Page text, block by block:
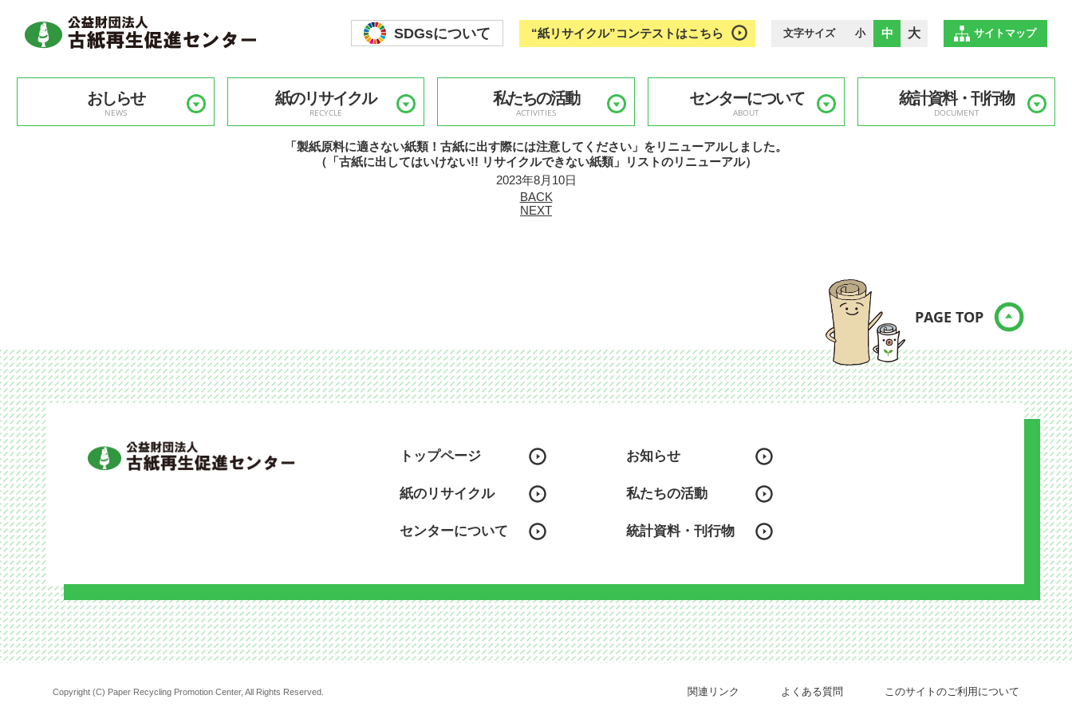
SDGsについて “紙リサイクル”コンテストはこちら 文字サイズ 小 中 大 サイトマップ
おしらせ
NEWS
紙のリサイクル
RECYCLE
私たちの活動
ACTIVITIES
センターについて
ABOUT
統計資料・刊行物
DOCUMENT
「製紙原料に適さない紙類！古紙に出す際には注意してください」をリニューアルしました。
（「古紙に出してはいけない!! リサイクルできない紙類」リストのリニューアル）
2023年8月10日
BACK
NEXT
PAGE TOP
トップページ お知らせ
紙のリサイクル 私たちの活動
センターについて 統計資料・刊行物
関連リンク よくある質問 このサイトのご利用について
Copyright (C) Paper Recycling Promotion Center, All Rights Reserved.